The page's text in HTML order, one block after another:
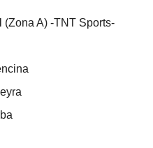
(Zona A) -TNT Sports-